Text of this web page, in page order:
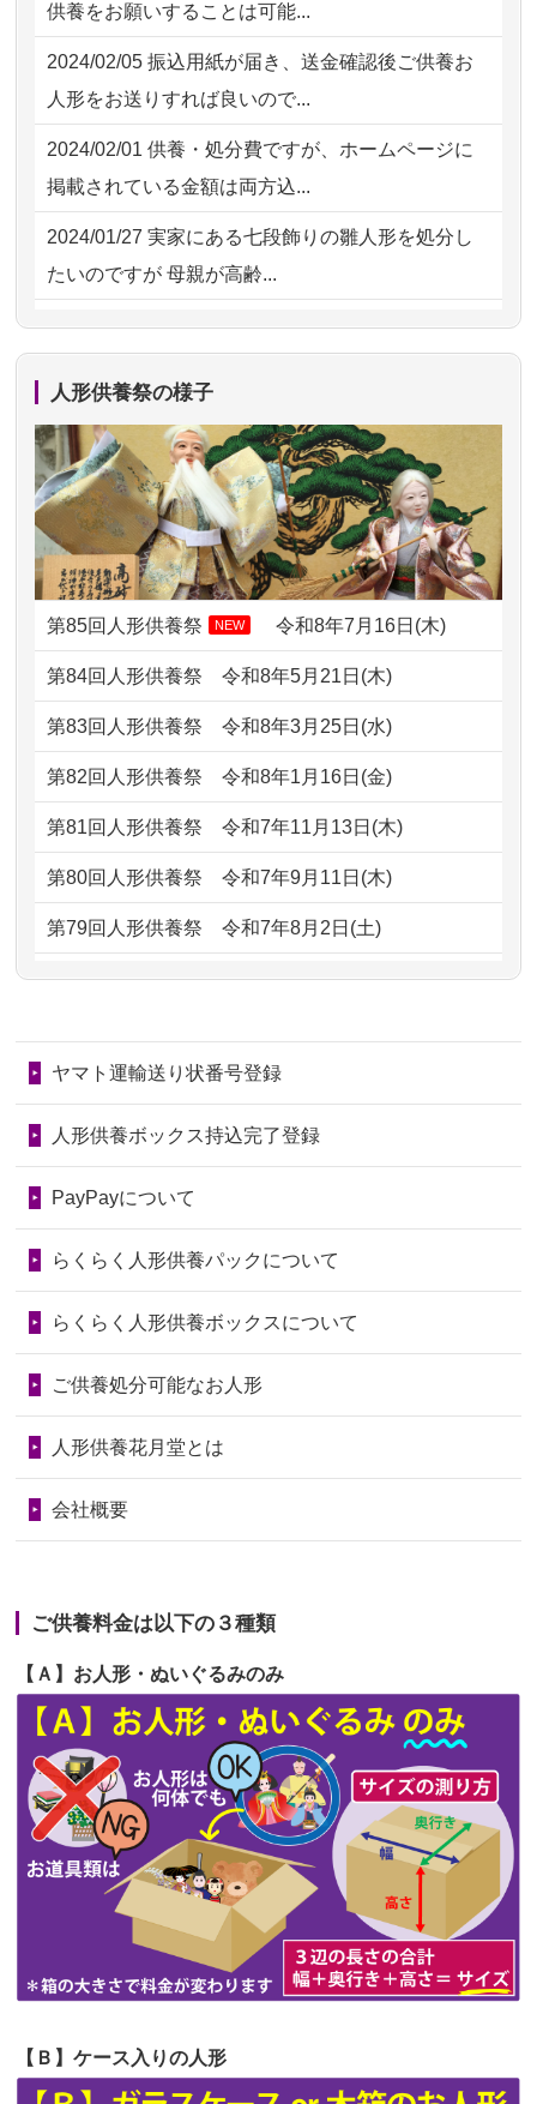
2026/07/30 08:46 東京都の方からお申込み
してくださ...
2026/07/15 子供の頃から可愛がってきた七段飾り
の雛人形で...
2026/07/15 お客様の声を読み、丁寧に供養してい
ただけそう...
2026/07/13 遠方からでもご依頼出来る点と申込ま
での方法が...
2026/07/10家から近かったので。
2026/07/08誰も住んでいない実家の片付けを始め
ました。 ...
2026/07/069年間自由が丘店を見守ってくれてあり
がとう。
2026/07/05しっかりとお人形たちの供養をしてい
ただけると...
2026/06/30 長年大事にしてきた雛人形です、供養
していただ...
2026/06/29ガラスケースのまま引き取ってくださ
子どもの頃、妹と一緒にお雛様を出し
ました。お...
ので、お願...
2026/06/28以前和人形やぬいぐるみを供養いただ
いたことが...
の回りの物...
2026/06/28人形たちに これまで本当にありがとう
2026/06/24今は亡き両親が孫（私の子供）の初節
句に贈って...
2026/06/23ありがとうね
の祖父母か...
2026/06/20
雛人形をお道具も含め一式で引き取っ
てくださる...
2026/06/19
インターネット検索でホームページを
見つけまし...
供養をお願いすることは可能...
2024/02/05 振込用紙が届き、送金確認後ご供養お
人形をお送りすれば良いので...
2024/02/01 供養・処分費ですが、ホームページに
掲載されている金額は両方込...
2024/01/27 実家にある七段飾りの雛人形を処分し
たいのですが 母親が高齢...
2024/01/13剥製の供養・処分をお願いできます
ですが？
2024/01/13お雛様のセットを供養・処分したいの
ですが、お雛様とお内裏様だ...
2024/01/13供養申込みの後、供養祭までお人形は
どうなってるのですか？
2024/01/13会社のようですが、きちんと供養して
供養が終わったお人形以外はどうして
るのですか？
しょうか？
2024/01/04ガラスケースは外しても良いですか？
人形供養祭の様子
第85回人形供養祭 NEW 令和8年7月16日(木)
第84回人形供養祭令和8年5月21日(木)
第83回人形供養祭令和8年3月25日(水)
第82回人形供養祭令和8年1月16日(金)
第81回人形供養祭令和7年11月13日(木)
第80回人形供養祭令和7年9月11日(木)
第79回人形供養祭令和7年8月2日(土)
第78回人形供養祭令和7年6月20日(金)
第76回人形供養祭令和7年2月28日(金)
第75回人形供養祭令和7年1月17日(金)
第73回人形供養祭令和6年10月17日(木)
第71回人形供養祭令和6年8月1日(木)
第70回人形供養祭令和6年6月21日(金)
第68回人形供養祭令和6年3月22日(金)
第65回人形供養祭令和5年11月09日(木)
第64回人形供養祭令和5年9月21日(木)
第63回人形供養祭 令和5年8月1日(火)
第62回人形供養祭令和5年6月21日(水)
第61回人形供養祭 令和5年5月19日(金)
第60回人形供養祭令和5年3月28日(火)
第59回人形供養祭 令和5年2月10日(金)
第58回人形供養祭令和5年12月21日(水)
第56回人形供養祭 令和4年10月19日(水)
ヤマト運輸送り状番号登録
人形供養ボックス持込完了登録
PayPayについて
らくらく人形供養パックについて
らくらく人形供養ボックスについて
ご供養処分可能なお人形
人形供養花月堂とは
会社概要
ご供養料金は以下の３種類
【Ａ】お人形・ぬいぐるみのみ
【Ｂ】ケース入りの人形